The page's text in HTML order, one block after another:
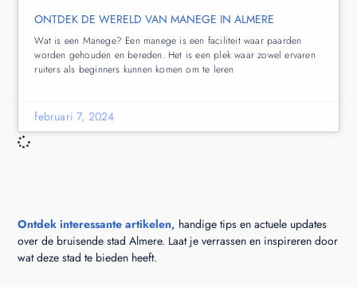
ONTDEK DE WERELD VAN MANEGE IN ALMERE
Wat is een Manege? Een manege is een faciliteit waar paarden
worden gehouden en bereden. Het is een plek waar zowel ervaren
ruiters als beginners kunnen komen om te leren
februari 7, 2024
Ontdek interessante artikelen, handige tips en actuele updates
over de bruisende stad Almere. Laat je verrassen en inspireren door
wat deze stad te bieden heeft.